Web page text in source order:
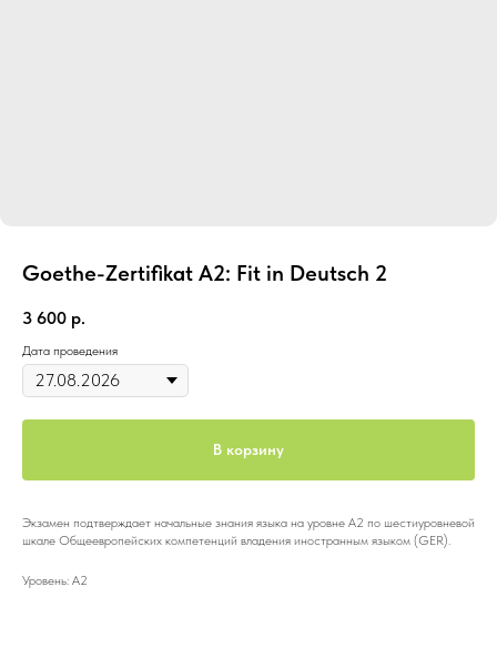
Goethe-Zertifikat A2: Fit in Deutsch 2
3 600 р.
Дата проведения
В корзину
Экзамен подтверждает начальные знания языка на уровне А2 по шестиуровневой
шкале Общеевропейских компетенций владения иностранным языком (GER).
Уровень: A2